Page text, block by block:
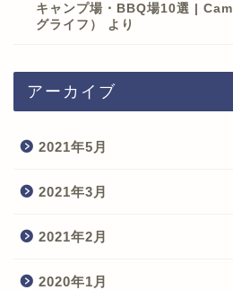
キャンプ場・BBQ場10選 |
グライフ）
より
アーカイブ
2021年5月
2021年3月
2021年2月
2020年1月